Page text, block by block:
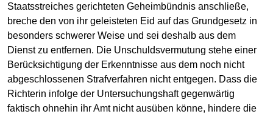
Staatsstreiches gerichteten Geheimbündnis anschließe,
breche den von ihr geleisteten Eid auf das Grundgesetz in
besonders schwerer Weise und sei deshalb aus dem
Dienst zu entfernen. Die Unschuldsvermutung stehe einer
Berücksichtigung der Erkenntnisse aus dem noch nicht
abgeschlossenen Strafverfahren nicht entgegen. Dass die
Richterin infolge der Untersuchungshaft gegenwärtig
faktisch ohnehin ihr Amt nicht ausüben könne, hindere die